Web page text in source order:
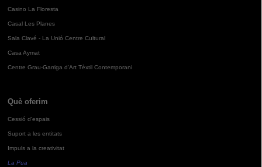
Casino La Floresta
Casal Les Planes
Sala Clavé - La Unió Centre Cultural
Casa Aymat
Centre Grau-Garriga d'Art Tèxtil Contemporani
Què oferim
Cessió d'espais
Suport a les entitats
Impuls a la creativitat
La Pua